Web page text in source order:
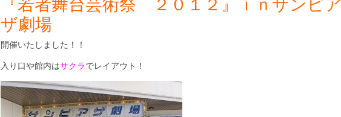
『若者舞台芸術祭 ２０１２』ｉｎサンピア
ザ劇場
開催いたしました！！
入り口や館内はサクラでレイアウト！